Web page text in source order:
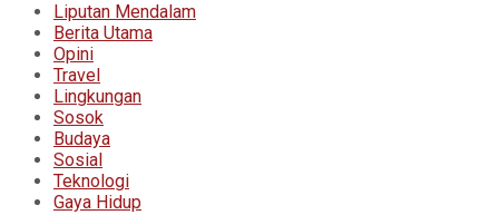
Liputan Mendalam
Berita Utama
Opini
Travel
Lingkungan
Sosok
Budaya
Sosial
Teknologi
Gaya Hidup